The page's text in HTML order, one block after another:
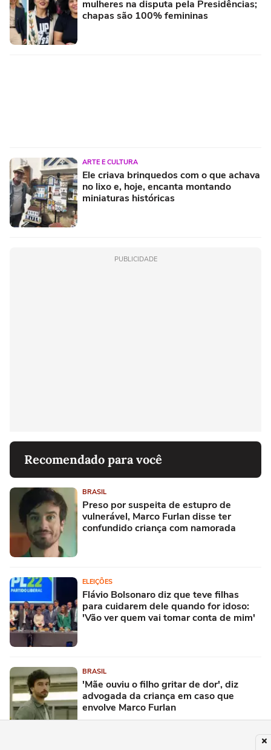
mulheres na disputa pela Presidências;
chapas são 100% femininas
ARTE E CULTURA
Ele criava brinquedos com o que achava
no lixo e, hoje, encanta montando
miniaturas históricas
PUBLICIDADE
Recomendado para você
BRASIL
Preso por suspeita de estupro de
vulnerável, Marco Furlan disse ter
confundido criança com namorada
ELEIÇÕES
Flávio Bolsonaro diz que teve filhas
para cuidarem dele quando for idoso:
'Vão ver quem vai tomar conta de mim'
BRASIL
'Mãe ouviu o filho gritar de dor', diz
advogada da criança em caso que
envolve Marco Furlan